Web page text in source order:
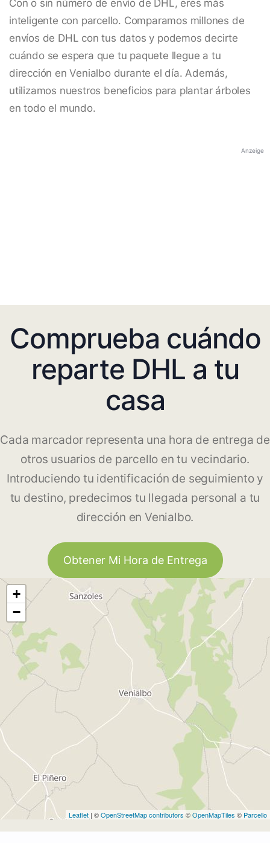
Con o sin número de envío de DHL, eres más
inteligente con parcello. Comparamos millones de
envíos de DHL con tus datos y podemos decirte
cuándo se espera que tu paquete llegue a tu
dirección en Venialbo durante el día. Además,
utilizamos nuestros beneficios para plantar árboles
en todo el mundo.
Anzeige
Comprueba cuándo
reparte DHL a tu
casa
Cada marcador representa una hora de entrega de
otros usuarios de parcello en tu vecindario.
Introduciendo tu identificación de seguimiento y
tu destino, predecimos tu llegada personal a tu
dirección en Venialbo.
Obtener Mi Hora de Entrega
+
−
Leaflet | ©OpenStreetMap contributors ©OpenMapTiles © Parcello